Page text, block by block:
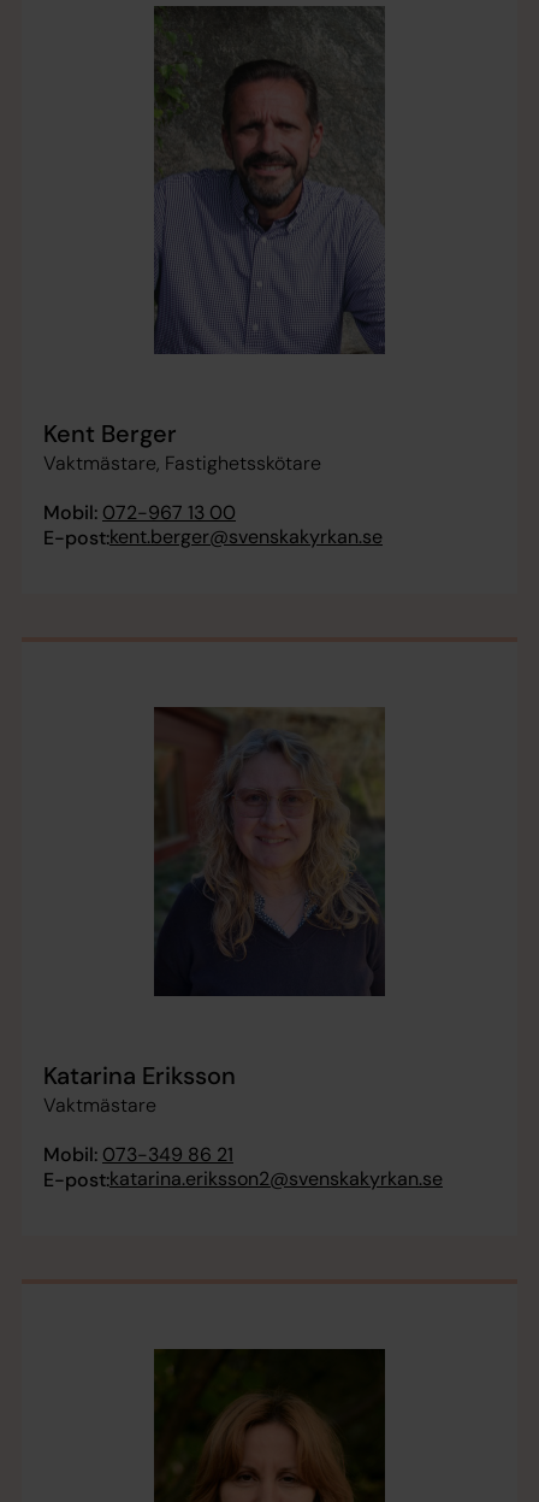
Kent Berger
Vaktmästare, Fastighetsskötare
Mobil: 072-967 13 00
E-post:kent.berger@svenskakyrkan.se
Katarina Eriksson
Vaktmästare
Mobil: 073-349 86 21
E-post:katarina.eriksson2@svenskakyrkan.se